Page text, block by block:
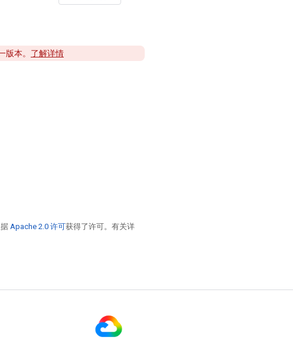
版本。 了解详情
Apache 2.0 许可获得了许可。有关详